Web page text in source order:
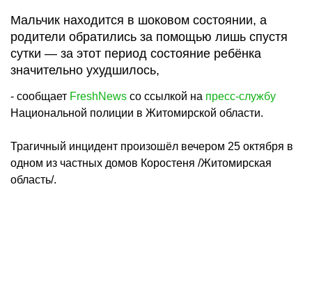
Мальчик находится в шоковом состоянии, а
родители обратились за помощью лишь спустя
сутки — за этот период состояние ребёнка
значительно ухудшилось,
- сообщает FreshNews со ссылкой на пресс-службу
Национальной полиции в Житомирской области.
Трагичный инцидент произошёл вечером 25 октября в
одном из частных домов Коростеня /Житомирская
область/.